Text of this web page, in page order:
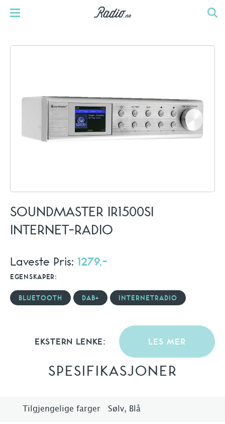
SOUNDMASTER IR1500SI
INTERNET-RADIO
Laveste Pris: 1279,-
EGENSKAPER:
BLUETOOTH DAB+ INTERNETRADIO
EKSTERN LENKE: LES MER
SPESIFIKASJONER
Tilgjengelige farger Sølv, Blå